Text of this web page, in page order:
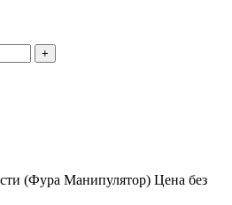
+
(Фура Манипулятор) Цена без